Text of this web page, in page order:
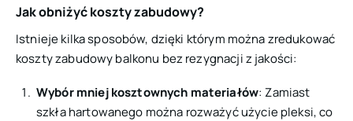
Jak obniżyć koszty zabudowy?
Istnieje kilka sposobów, dzięki którym można zredukować
koszty zabudowy balkonu bez rezygnacji z jakości:
Wybór mniej kosztownych materiałów: Zamiast
szkła hartowanego można rozważyć użycie pleksi, co